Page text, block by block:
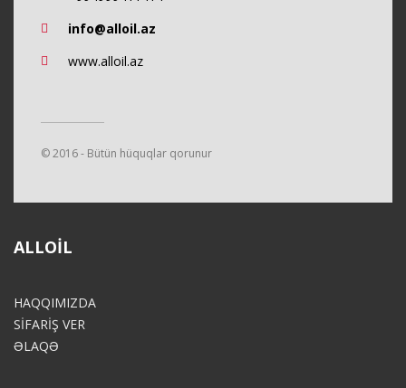
info@alloil.az
www.alloil.az
© 2016 - Bütün hüquqlar qorunur
ALLOIL
HAQQIMIZDA
SİFARİŞ VER
ƏLAQƏ